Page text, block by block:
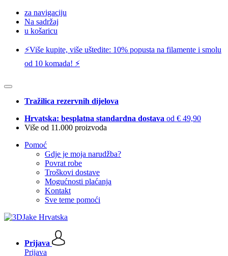
za navigaciju
Na sadržaj
u košaricu
⚡️Više kupite, više uštedite: 10% popusta na filamente i smolu
od 10 komada! ⚡️
Tražilica rezervnih dijelova
Hrvatska: besplatna standardna dostava od € 49,90
Više od 11.000 proizvoda
Pomoć
Gdje je moja narudžba?
Povrat robe
Troškovi dostave
Mogućnosti plaćanja
Kontakt
Sve teme pomoći
Prijava
Prijava